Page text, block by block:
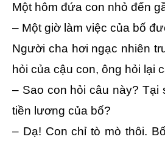
Một hôm đứa con nhỏ đến
– Một giờ làm việc của bố
Người cha hơi ngạc nhiên
hỏi của cậu con, ông hỏi lại
– Sao con hỏi câu này? Tại
tiền lương của bố?
– Dạ! Con chỉ tò mò thôi.